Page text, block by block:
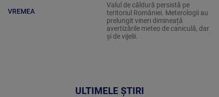
VREMEA
Valul de căldură persistă pe
teritoriul României. Meterologii au
prelungit vineri dimineață
avertizările meteo de caniculă, dar
și de vijelii.
ULTIMELE ȘTIRI